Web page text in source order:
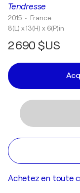
Tendresse
2015 • France
8(L) x 13(H) x 6(P)in
2 690 $US
Achetez en toute